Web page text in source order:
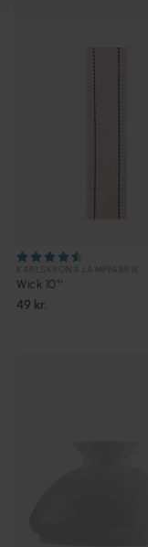
Wick 10'''
49 kr.